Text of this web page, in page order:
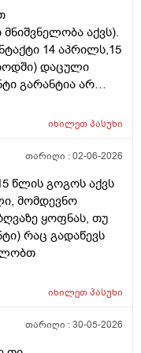
მეტი
და ზოგს
აქვს).
14 აპრილს,15
დაცული
გარანტია არ
არსებობს და
შეგრძნება
28-32 დღე
გავემგვაზრე
1 კვირის
ექიმთან. არის
იხილეთპასუხი
თარიღი :02-06-2026
წლის გოგოს აქვს
მომდევნო
ყოფნას, თუ
რაც გადაწევს
იხილეთპასუხი
თარიღი :30-05-2026